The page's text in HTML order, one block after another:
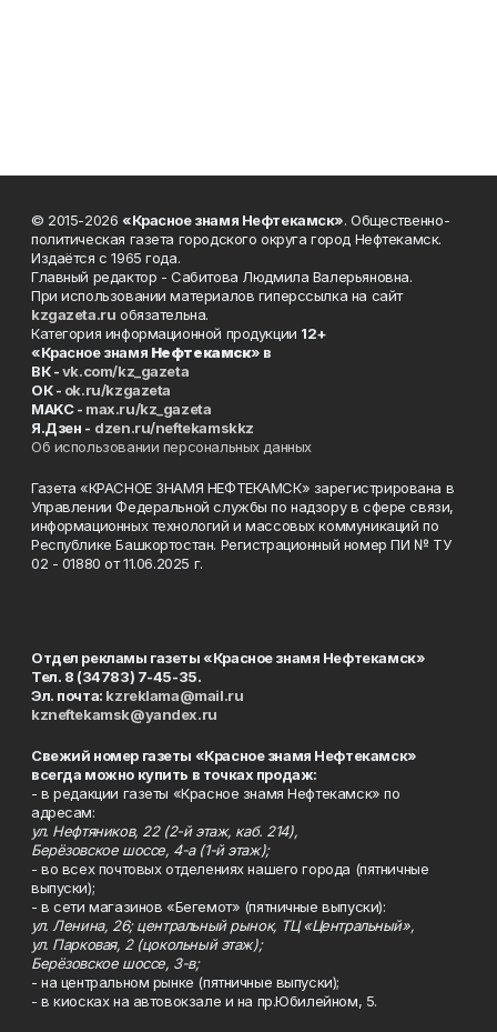
© 2015-2026 «Красное знамя Нефтекамск». Общественно-
политическая газета городского округа город Нефтекамск.
Издаётся с 1965 года.
Главный редактор - Сабитова Людмила Валерьяновна.
При использовании материалов гиперссылка на сайт
kzgazeta.ru обязательна.
Категория информационной продукции 12+
«Красное знамя Нефтекамск» в
ВК -vk.com/kz_gazeta
ОК - ok.ru/kzgazeta
MAKC - max.ru/kz_gazeta
Я.Дзен - dzen.ru/neftekamskkz
Об использовании персональных данных
Газета «КРАСНОЕ ЗНАМЯ НЕФТЕКАМСК» зарегистрирована в
Управлении Федеральной службы по надзору в сфере связи,
информационных технологий и массовых коммуникаций по
Республике Башкортостан. Регистрационный номер ПИ № ТУ
02 - 01880 от 11.06.2025 г.
Отдел рекламы газеты «Красное знамя Нефтекамск»
Тел. 8 (34783) 7-45-35.
Эл. почта: kzreklama@mail.ru
kzneftekamsk@yandex.ru
Свежий номер газеты «Красное знамя Нефтекамск»
всегда можно купить в точках продаж:
- в редакции газеты «Красное знамя Нефтекамск» по
адресам:
ул. Нефтяников, 22 (2-й этаж, каб. 214),
Берёзовское шоссе, 4-а (1-й этаж);
- во всех почтовых отделениях нашего города (пятничные
выпуски);
- в сети магазинов «Бегемот» (пятничные выпуски):
ул. Ленина, 26; центральный рынок, ТЦ «Центральный»,
ул. Парковая, 2 (цокольный этаж);
Берёзовское шоссе, 3-в;
- на центральном рынке (пятничные выпуски);
- в киосках на автовокзале и на пр.Юбилейном, 5.